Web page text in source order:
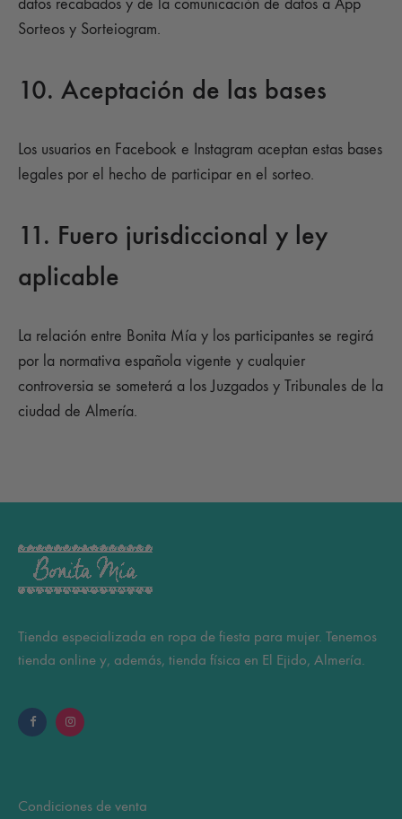
datos recabados y de la comunicación de datos a App
Sorteos y Sorteiogram.
10. Aceptación de las bases
Los usuarios en Facebook e Instagram aceptan estas bases
legales por el hecho de participar en el sorteo.
11. Fuero jurisdiccional y ley
aplicable
La relación entre Bonita Mía y los participantes se regirá
por la normativa española vigente y cualquier
controversia se someterá a los Juzgados y Tribunales de la
ciudad de Almería.
Tienda especializada en ropa de fiesta para mujer. Tenemos
tienda online y, además, tienda física en El Ejido, Almería.
Condiciones de venta